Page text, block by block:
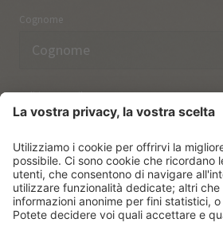
Cognome
Indirizzo email
Ho preso nota delle norme sulla